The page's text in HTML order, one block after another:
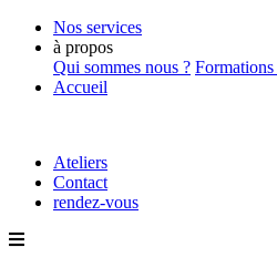
Nos services
à propos
Qui sommes nous ? Formations
Accueil
Ateliers
Contact
rendez-vous